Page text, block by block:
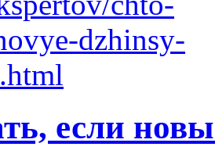
если